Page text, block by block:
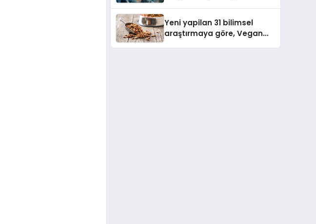
Yeni yapilan 31 bilimsel
araştırmaya göre, Vegan